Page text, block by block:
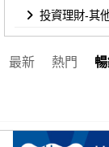
投資理財-其
最新 熱門